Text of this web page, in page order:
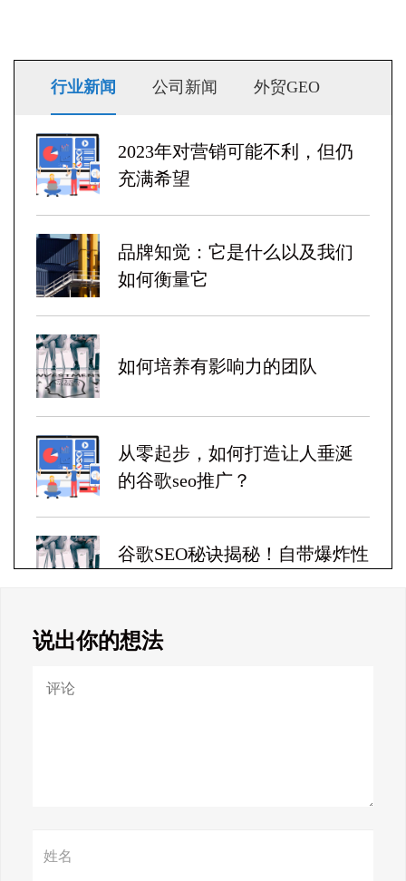
行业新闻 公司新闻 外贸GEO
2023年对营销可能不利，但仍
充满希望
品牌知觉：它是什么以及我们
如何衡量它
如何培养有影响力的团队
从零起步，如何打造让人垂涎
的谷歌seo推广？
谷歌SEO秘诀揭秘！自带爆炸性
Google SEO终极秘籍，一夜跻
说出你的想法